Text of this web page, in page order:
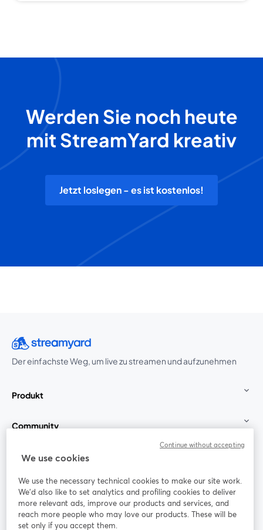
Werden Sie noch heute
mit StreamYard kreativ
Jetzt loslegen - es ist kostenlos!
Der einfachste Weg, um live zu streamen und aufzunehmen
Produkt
Community
StreamYard für
Mitmachen
Webinar Facebook
wird in einem neuen Tab geöffnet
X (Twitter)
We use cookies
We use the necessary technical cookies to make our site work.
We'd also like to set analytics and profiling cookies to deliver
more relevant ads, improve our products and services, and
reach more people who may love our products. These will be
set only if you accept them.
Continue without accepting